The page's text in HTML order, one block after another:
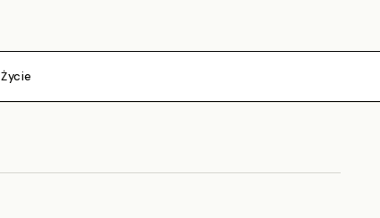
Życie